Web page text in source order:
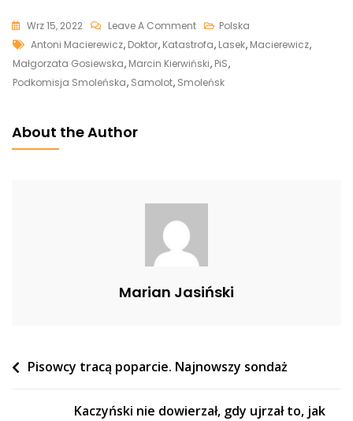
Wrz 15, 2022 Leave A CommentOn
Macierewicz
Otrzymał
Niewygodne
Po
Prostu
Polska
Tags
Antoni Macierewicz, Doktor, Katastrofa, Lasek, Macierewicz,
Małgorzata Gosiewska, Marcin Kierwiński, PiS,
Podkomisja Smoleńska, Samolot, Smoleńsk
About the Author
Marian Jasiński
Nawigacja
Pisowcy tracą poparcie. Najnowszy sondaż
Kaczyński nie dowierzał, gdy ujrzał to, jak